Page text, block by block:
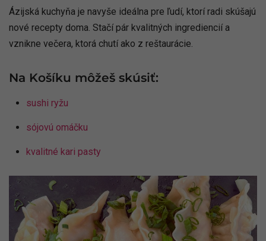
Ázijská kuchyňa je navyše ideálna pre ľudí, ktorí radi skúšajú
nové recepty doma. Stačí pár kvalitných ingrediencií a
vznikne večera, ktorá chutí ako z reštaurácie.
Na Košíku môžeš skúsiť:
sushi ryžu
sójovú omáčku
kvalitné kari pasty